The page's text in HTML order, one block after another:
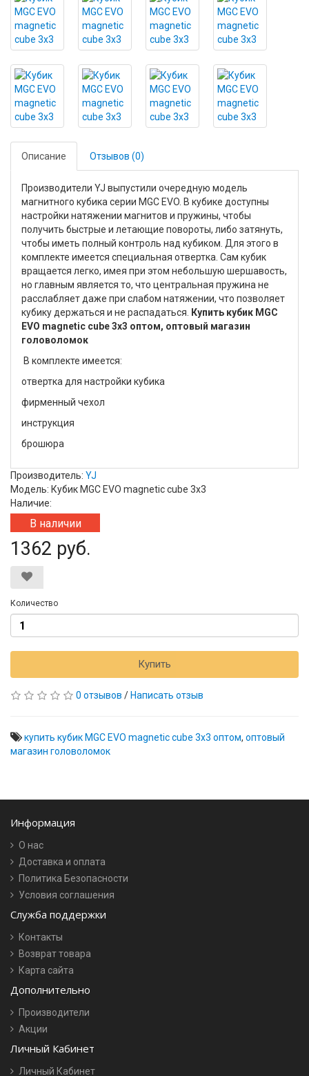
Описание Отзывов (0)
Производители YJ выпустили очередную модель
магнитного кубика серии MGC EVO. В кубике доступны
настройки натяжении магнитов и пружины, чтобы
получить быстрые и летающие повороты, либо затянуть,
чтобы иметь полный контроль над кубиком. Для этого в
комплекте имеется специальная отвертка. Сам кубик
вращается легко, имея при этом небольшую шершавость,
но главным является то, что центральная пружина не
расслабляет даже при слабом натяжении, что позволяет
кубику держаться и не распадаться.
Купить кубик MGC
EVO magnetic cube 3x3 оптом, оптовый магазин
головоломок
В комплекте имеется:
отвертка для настройки кубика
фирменный чехол
инструкция
брошюра
Производитель: YJ
Модель: Кубик MGC EVO magnetic cube 3x3
Наличие:
В наличии
1362 руб.
Количество
Купить
0 отзывов / Написать отзыв
купить кубик MGC EVO magnetic cube 3x3 оптом, оптовый
магазин головоломок
Информация
О нас
Доставка и оплата
Политика Безопасности
Условия соглашения
Служба поддержки
Контакты
Возврат товара
Карта сайта
Дополнительно
Производители
Акции
Личный Кабинет
Личный Кабинет